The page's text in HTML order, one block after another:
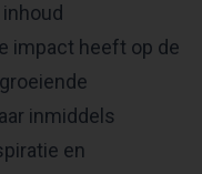
impact heeft op de
inmiddels
en